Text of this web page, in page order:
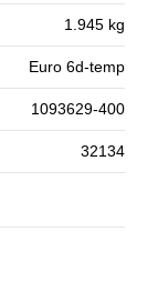
1.945 kg
Euro 6d-temp
1093629-400
32134